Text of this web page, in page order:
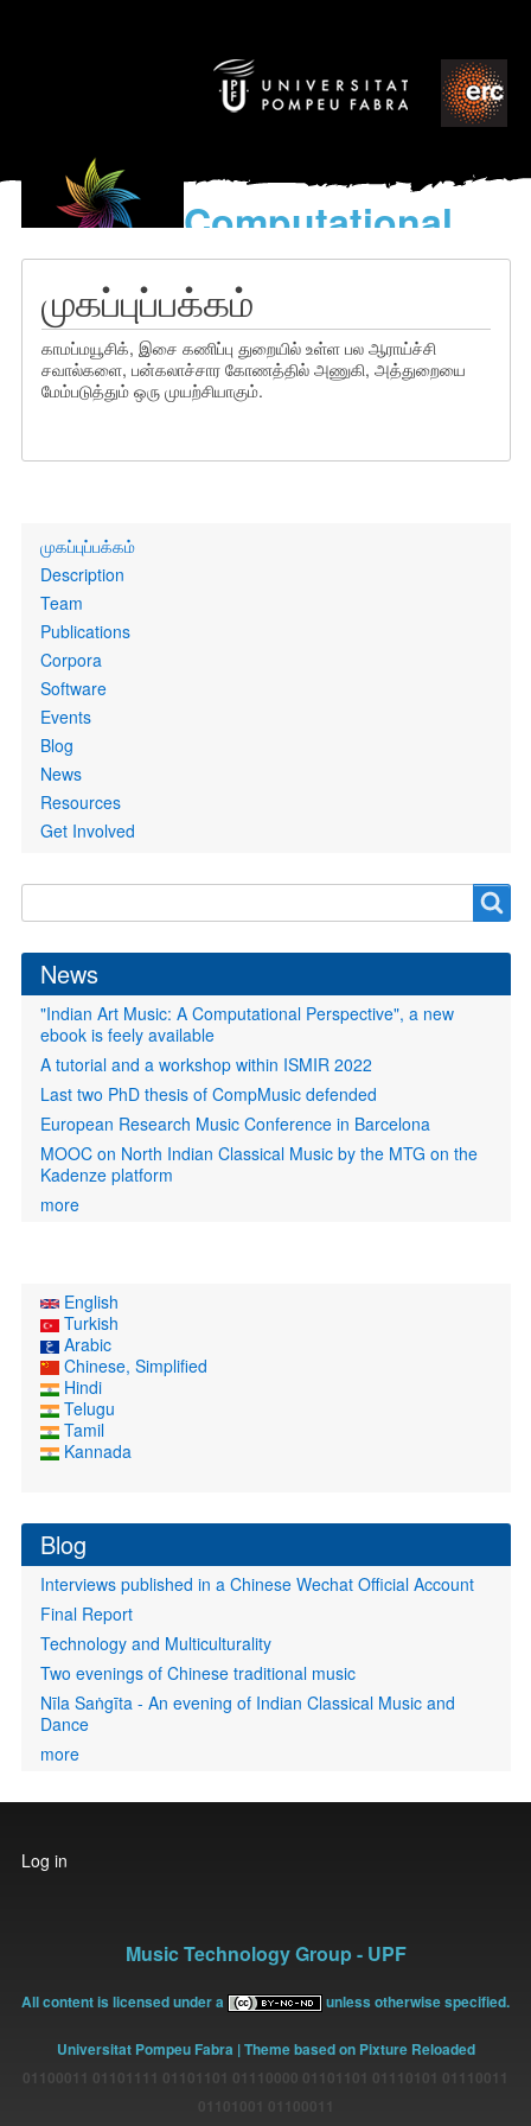
Computational
models
for the discovery of the
World’s Music
முகப்புப்பக்கம்
காமப்மயூசிக், இசை கணிப்பு துறையில் உள்ள பல ஆராய்ச்சி
சவால்களை, பன்கலாச்சார கோணத்தில் அணுகி, அத்துறையை
மேம்படுத்தும் ஒரு முயற்சியாகும்.
Primary
links
முகப்புப்பக்கம்
Description
Team
Publications
Corpora
Software
Events
Blog
News
Resources
Get Involved
form
News
"Indian Art Music: A Computational Perspective", a new
ebook is feely available
A tutorial and a workshop within ISMIR 2022
Last two PhD thesis of CompMusic defended
European Research Music Conference in Barcelona
MOOC on North Indian Classical Music by the MTG on the
Kadenze platform
more
English
Turkish
Arabic
Chinese, Simplified
Hindi
Telugu
Tamil
Kannada
Blog
Interviews published in a Chinese Wechat Official Account
Final Report
Technology and Multiculturality
Two evenings of Chinese traditional music
Nīla Saṅgīta - An evening of Indian Classical Music and
Dance
more
User
account
Log in
Music Technology Group - UPF
All content is licensed under a unless otherwise specified.
Universitat Pompeu Fabra | Theme based on Pixture Reloaded
01100011 01101111 01101101 01110000 01101101 01110101 01110011